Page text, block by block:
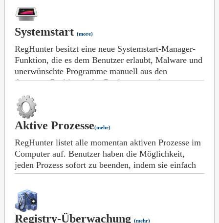
einschließlich Dateiendungen, Verlauf, Windows-
Schriftarten, Temporäre Dateien, Beim Systemstart
ausgeführte Programme und so weiter. Der Benutzer
kann leicht auswählen, welche Dinge er scannen
möchte, und verschiedene Scanarten können
miteinander kombiniert und gleichzeitig ausgeführt
werden.
Systemstart (more)
RegHunter besitzt eine neue Systemstart-Manager-
Funktion, die es dem Benutzer erlaubt, Malware und
unerwünschte Programme manuell aus den
Autostart-Positionen der Registry zu entfernen.
Diese Funktion erlaubt dem Benutzer auch, den
Status von aktiven Prozessen zu kontrollieren und
auf Veränderungen der Registry, die Autostart-
Komponenten betreffen, aufmerksam gemacht zu
werden.
Aktive Prozesse(mehr)
RegHunter listet alle momentan aktiven Prozesse im
Computer auf. Benutzer haben die Möglichkeit,
jeden Prozess sofort zu beenden, indem sie einfach
mit der rechten Maustaste auf den Prozessnamen
klicken und „Beenden“ wählen.
Registry-Überwachung (mehr)